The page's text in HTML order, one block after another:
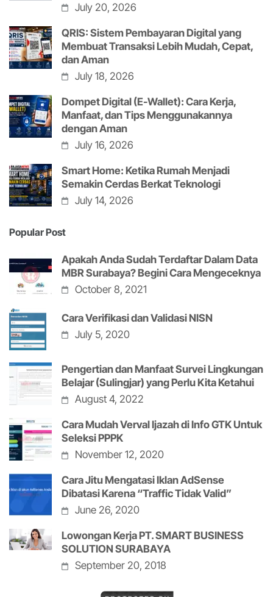
July 20, 2026
QRIS: Sistem Pembayaran Digital yang
Membuat Transaksi Lebih Mudah, Cepat,
dan Aman
July 18, 2026
Dompet Digital (E-Wallet): Cara Kerja,
Manfaat, dan Tips Menggunakannya
dengan Aman
July 16, 2026
Smart Home: Ketika Rumah Menjadi
Semakin Cerdas Berkat Teknologi
July 14, 2026
Popular Post
Apakah Anda Sudah Terdaftar Dalam Data
MBR Surabaya? Begini Cara Mengeceknya
October 8, 2021
Cara Verifikasi dan Validasi NISN
July 5, 2020
Pengertian dan Manfaat Survei Lingkungan
Belajar (Sulingjar) yang Perlu Kita Ketahui
August 4, 2022
Cara Mudah Verval Ijazah di Info GTK Untuk
Seleksi PPPK
November 12, 2020
Cara Jitu Mengatasi Iklan AdSense
Dibatasi Karena “Traffic Tidak Valid”
June 26, 2020
Lowongan Kerja PT. SMART BUSINESS
SOLUTION SURABAYA
September 20, 2018